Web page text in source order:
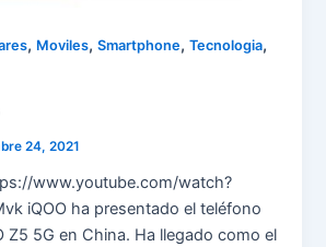
, Moviles,Smartphone,Tecnologia,
24, 2021
www.youtube.com/watch?
iQOO ha presentado el teléfono
Z5 5G en China. Ha llegado como el